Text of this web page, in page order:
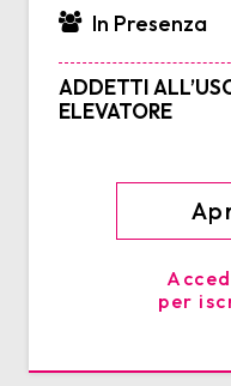
In Presenza
ADDETTI
ELEVATORE
per